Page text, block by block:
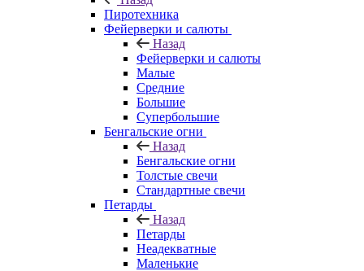
Пиротехника
Фейерверки и салюты
Назад
Фейерверки и салюты
Малые
Средние
Большие
Супербольшие
Бенгальские огни
Назад
Бенгальские огни
Толстые свечи
Стандартные свечи
Петарды
Назад
Петарды
Неадекватные
Маленькие